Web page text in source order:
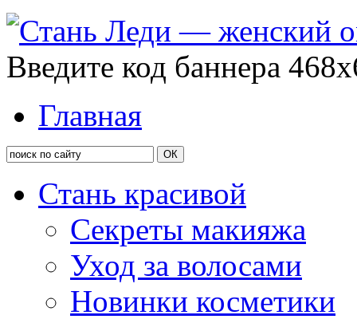
Введите код баннера
Главная
Стань красивой
Секреты макияжа
Уход за волосами
Новинки косметики